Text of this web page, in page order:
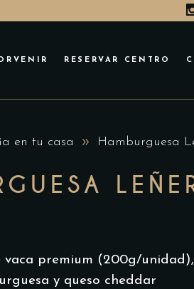
RESERVAR CENTRO
No products in the cart.
en tu casa Hamburguesa
vaca premium (200g/
y queso cheddar